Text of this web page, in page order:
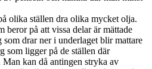
olika ställen dra olika mycket olja.
beror på att vissa delar är mättade
drar ner i underlaget blir mattare
som ligger på de ställen där
kan då antingen stryka av